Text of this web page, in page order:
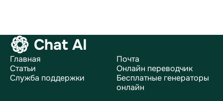
Chat AI
Главная
Статьи
Служба поддержки
Почта
Онлайн переводчик
Бесплатные генераторы
онлайн